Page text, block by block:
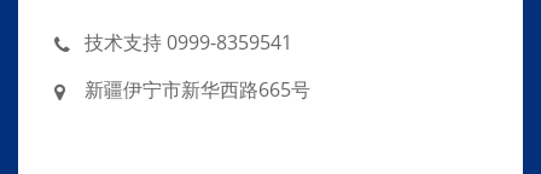
技术支持 0999-8359541
新疆伊宁市新华西路665号